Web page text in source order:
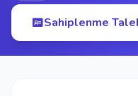
S.S.S.
Blog
Sahiplenme